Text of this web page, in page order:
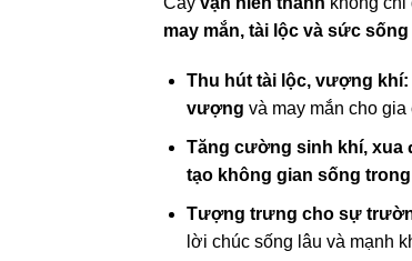
may mắn, tài lộc và sức
Thu hút tài lộc, vượng khí:
vượng và may mắn cho gia
Tăng cường sinh khí, xua
tạo không gian sống
Tượng trưng cho sự
lời chúc sống lâu và mạnh